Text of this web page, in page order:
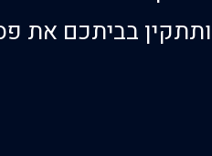
ותתקין בביתכם את